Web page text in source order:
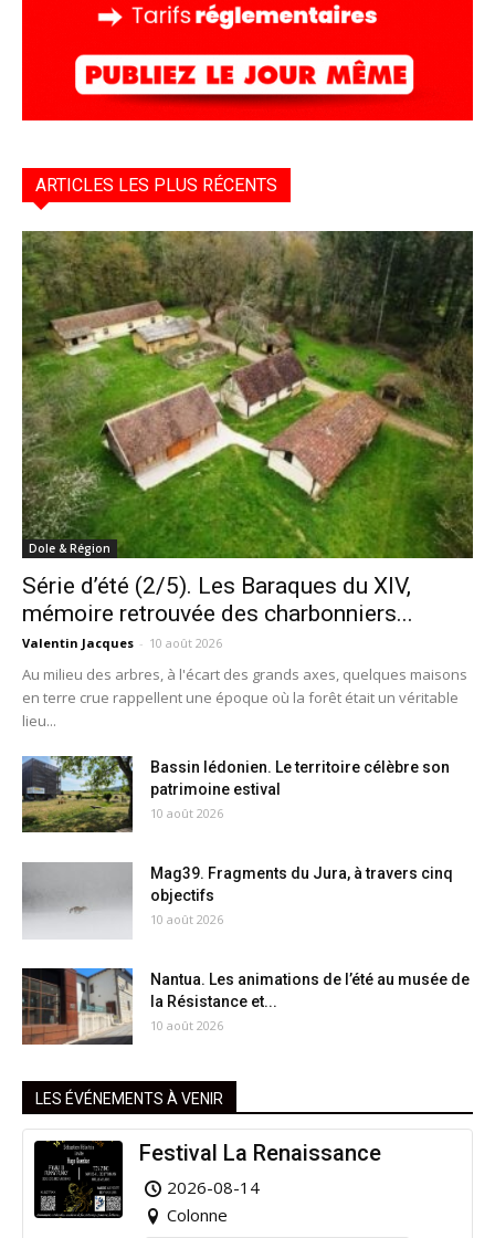
ARTICLES LES PLUS RÉCENTS
Dole & Région
Série d’été (2/5). Les Baraques du XIV,
mémoire retrouvée des charbonniers...
Valentin Jacques - 10 août 2026
Au milieu des arbres, à l'écart des grands axes, quelques maisons
en terre crue rappellent une époque où la forêt était un véritable
lieu...
Bassin lédonien. Le territoire célèbre son
patrimoine estival
10 août 2026
Mag39. Fragments du Jura, à travers cinq
objectifs
10 août 2026
Nantua. Les animations de l’été au musée de
la Résistance et...
10 août 2026
LES ÉVÉNEMENTS À VENIR
Festival La Renaissance
2026-08-14
Colonne